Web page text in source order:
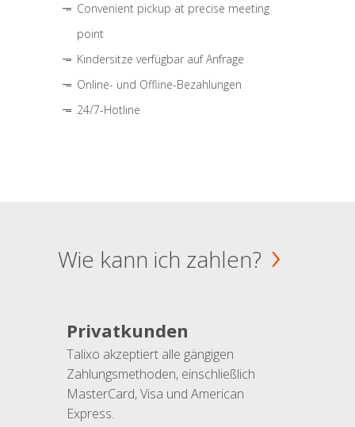
Convenient pickup at precise meeting
point
Kindersitze verfügbar auf Anfrage
Online- und Offline-Bezahlungen
24/7-Hotline
Wie kann ich zahlen?
Privatkunden
Talixo akzeptiert alle gängigen
Zahlungsmethoden, einschließlich
MasterCard, Visa und American
Express.